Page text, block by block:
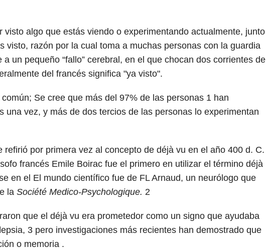
visto algo que estás viendo o experimentando actualmente, junto
visto, razón por la cual toma a muchas personas con la guardia
un pequeño “fallo” cerebral, en el que chocan dos corrientes de
del francés significa "ya visto".
Se cree que más del 97% de las personas 1 han
una vez, y más de dos tercios de las personas lo experimentan
refirió por primera vez al concepto de déjà vu en el año 400 d. C.
francés Emile Boirac fue el primero en utilizar el término déjà
en el El mundo científico fue de FL Arnaud, un neurólogo que
la Société Medico-Psychologique. 2
que el déjà vu era prometedor como un signo que ayudaba
3pero investigaciones más recientes han demostrado que
o memoria .